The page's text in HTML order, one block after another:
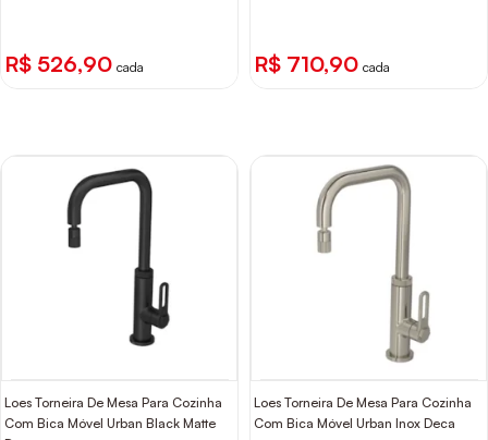
R$ 526,90 cada R$ 710,90 cada
Loes Torneira De Mesa Para Cozinha
Com Bica Móvel Urban Black Matte
Loes Torneira De Mesa Para Cozinha
Com Bica Móvel Urban Inox Deca